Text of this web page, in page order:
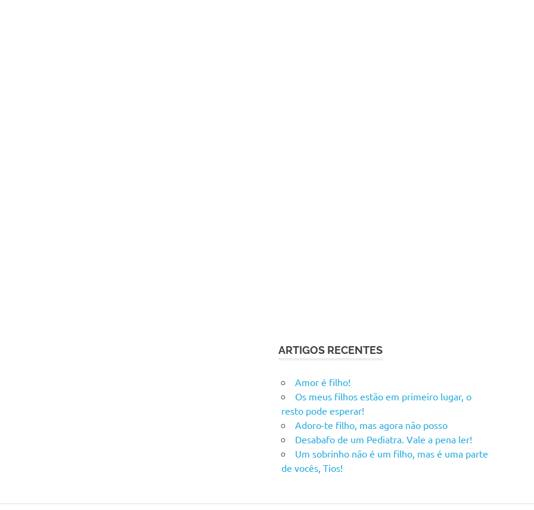
ARTIGOS RECENTES
Amor é filho!
Os meus filhos estão em primeiro lugar, o
resto pode esperar!
Adoro-te filho, mas agora não posso
Desabafo de um Pediatra. Vale a pena ler!
Um sobrinho não é um filho, mas é uma parte
de vocês, Tios!